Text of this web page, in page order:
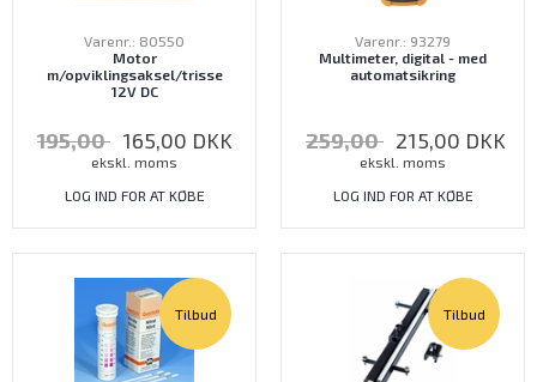
Varenr.: 80550
Motor
m/opviklingsaksel/trisse
12V DC
195,00 165,00 DKK
ekskl. moms
LOG IND FOR AT KØBE
Varenr.: 93279
Multimeter, digital - med
automatsikring
259,00 215,00 DKK
ekskl. moms
LOG IND FOR AT KØBE
Tilbud Tilbud